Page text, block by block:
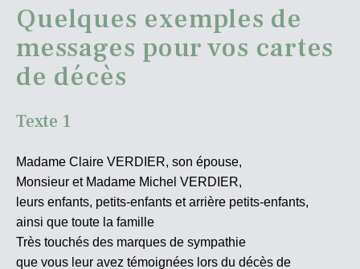
Quelques exemples de
messages pour vos cartes
de décès
Texte 1
Madame Claire VERDIER, son épouse,
Monsieur et Madame Michel VERDIER,
leurs enfants, petits-enfants et arrière petits-enfants,
ainsi que toute la famille
Très touchés des marques de sympathie
que vous leur avez témoignées lors du décès de